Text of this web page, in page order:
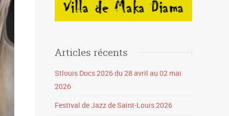
Articles récents
Stlouis Docs 2026 du 28 avril au 02 mai
2026
Festival de Jazz de Saint-Louis 2026